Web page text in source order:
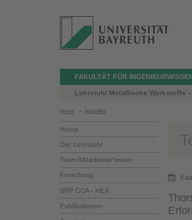
FAKULTÄT FÜR
Lehrstuhl Metallische Werkstoffe
Home > Aktuelles
Home
Der Lehrstuhl
Team/Mitarbeiter*innen
Forschung
SPP CCA - HEA
Publikationen